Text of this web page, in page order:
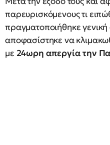
παρευρισκόμενους τι
πραγματοποιήθηκε
αποφασίστηκε να
με 24ωρη απεργία την